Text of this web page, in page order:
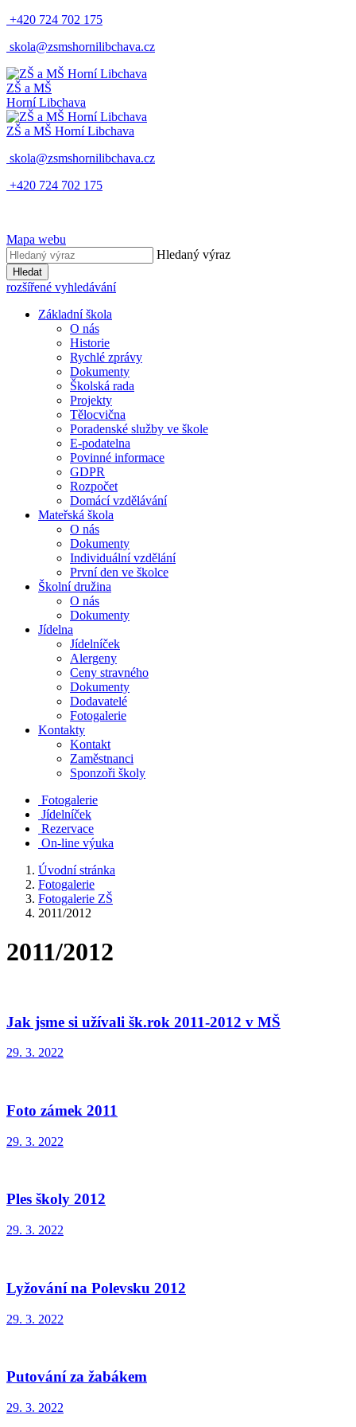
+420 724 702 175
skola@zsmshornilibchava.cz
ZŠ a MŠ
Horní Libchava
ZŠ a MŠ Horní Libchava
skola@zsmshornilibchava.cz
+420 724 702 175
Mapa webu
Hledaný výraz
Hledat
rozšířené vyhledávání
Základní škola
O nás
Historie
Rychlé zprávy
Dokumenty
Školská rada
Projekty
Tělocvična
Poradenské služby ve škole
E-podatelna
Povinné informace
GDPR
Rozpočet
Domácí vzdělávání
Mateřská škola
O nás
Dokumenty
Individuální vzdělání
První den ve školce
Školní družina
O nás
Dokumenty
Jídelna
Jídelníček
Alergeny
Ceny stravného
Dokumenty
Dodavatelé
Fotogalerie
Kontakty
Kontakt
Zaměstnanci
Sponzoři školy
Fotogalerie
Jídelníček
Rezervace
On-line výuka
Úvodní stránka
Fotogalerie
Fotogalerie ZŠ
2011/2012
2011/2012
Jak jsme si užívali šk.rok 2011-2012 v MŠ
29. 3. 2022
Foto zámek 2011
29. 3. 2022
Ples školy 2012
29. 3. 2022
Lyžování na Polevsku 2012
29. 3. 2022
Putování za žabákem
29. 3. 2022